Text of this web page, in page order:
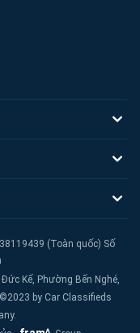
(Toàn quốc) Số
Kế, Phường Bến Nghé,
by Car Classifieds